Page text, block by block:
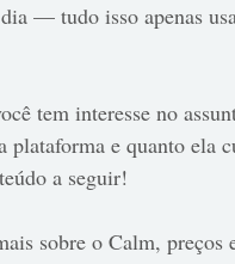
— tudo isso apenas
tem interesse no
plataforma e quanto ela
a seguir!
sobre o Calm, preços